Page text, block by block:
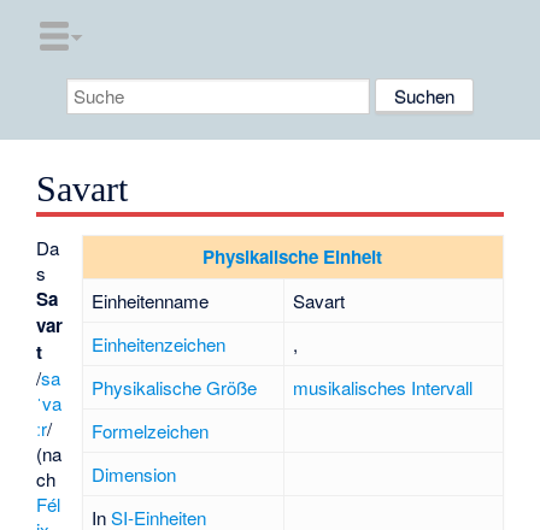
Savart
Physikalische Einheit
Einheitenname
Savart
Einheitenzeichen
,
Physikalische Größe
musikalisches Intervall
Formelzeichen
Dimension
InSI-Einheiten
Da
s
Sa
var
t
/sa
ˈva
ːr/
(na
ch
Fél